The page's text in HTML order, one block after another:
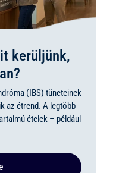
kerüljünk,
(IBS) tüneteinek
az étrend. A legtöbb
ételek – például